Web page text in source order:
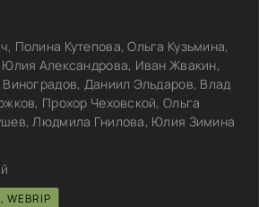
Полина Кутепова, Ольга Кузьмина,
Юлия Александрова, Иван Жвакин,
Даниил Эльдаров, Влад
Прохор Чеховской, Ольга
Людмила Гнилова, Юлия Зимина
WEBRIP